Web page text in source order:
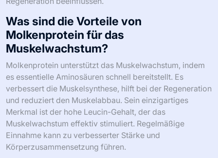
Was sind die Vorteile von
Molkenprotein für das
Muskelwachstum?
Molkenprotein unterstützt das Muskelwachstum, indem
es essentielle Aminosäuren schnell bereitstellt. Es
verbessert die Muskelsynthese, hilft bei der Regeneration
und reduziert den Muskelabbau. Sein einzigartiges
Merkmal ist der hohe Leucin-Gehalt, der das
Muskelwachstum effektiv stimuliert. Regelmäßige
Einnahme kann zu verbesserter Stärke und
Körperzusammensetzung führen.